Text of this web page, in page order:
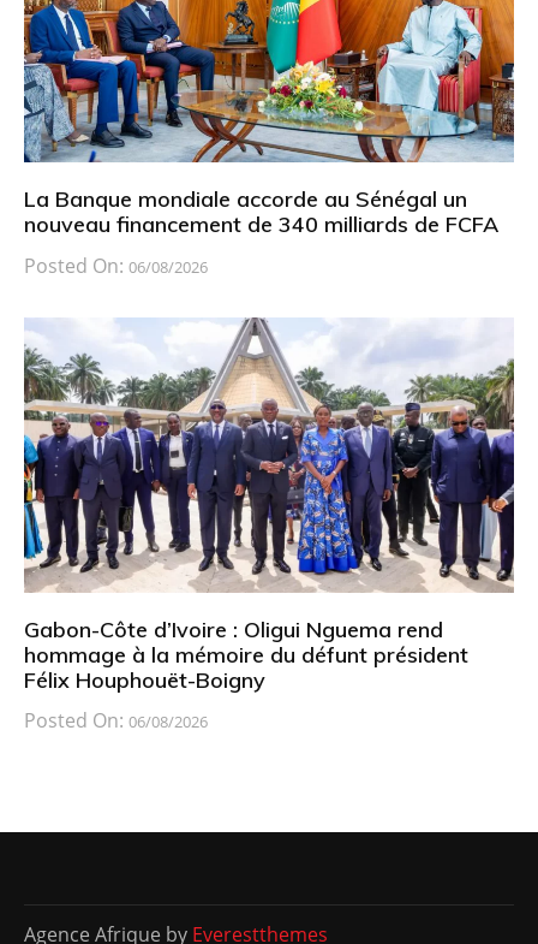
La Banque mondiale accorde au Sénégal un
nouveau financement de 340 milliards de FCFA
Posted On: 06/08/2026
Gabon-Côte d’Ivoire : Oligui Nguema rend
hommage à la mémoire du défunt président
Félix Houphouët-Boigny
Posted On: 06/08/2026
Agence Afrique by Everestthemes